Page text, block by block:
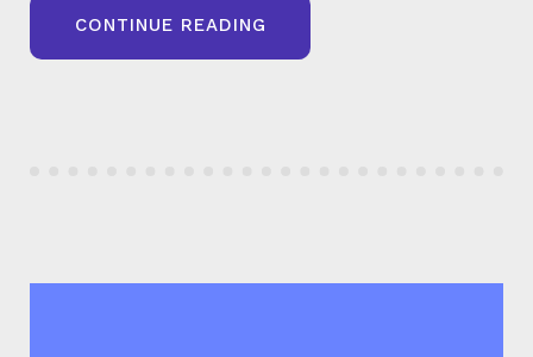
CONTINUE READING
MAIS